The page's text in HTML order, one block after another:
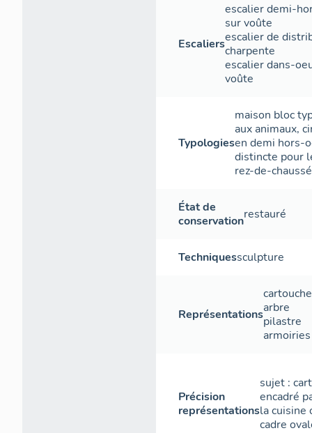
On y accède
dans le mur
bien jointif
de façon
nord et mue
Le plan
regain.
Escaliers
escalier demi-
sur voûte
escalier de
charpente
escalier dans-
voûte
Typologies
maison bloc
aux animaux,
en demi hors-
distincte pour
rez-de-
État de
conservationrestauré
Techniquessculpture
Représentations
cartouche
arbre
pilastre
armoiries
Précision
représentations
sujet :
encadré
la cuisine
cadre